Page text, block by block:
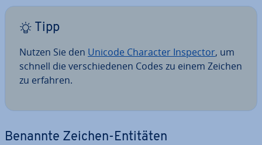
Tipp
Nutzen Sie den Unicode Character Inspector, um
schnell die ver­schie­de­nen Codes zu einem Zeichen
zu erfahren.
Benannte Zeichen-Entitäten